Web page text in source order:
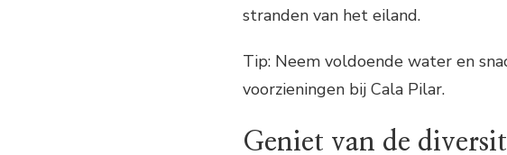
stranden van het eiland.
Tip: Neem voldoende water en
voorzieningen bij Cala Pilar.
Geniet van de